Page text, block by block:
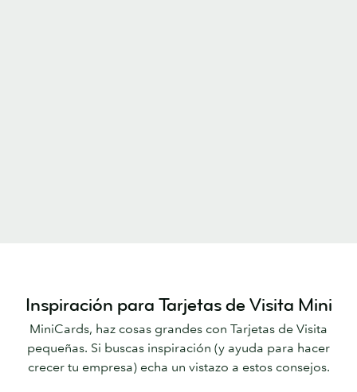
Inspiración para Tarjetas de Visita Mini
MiniCards, haz cosas grandes con Tarjetas de Visita
pequeñas. Si buscas inspiración (y ayuda para hacer
crecer tu empresa) echa un vistazo a estos consejos.